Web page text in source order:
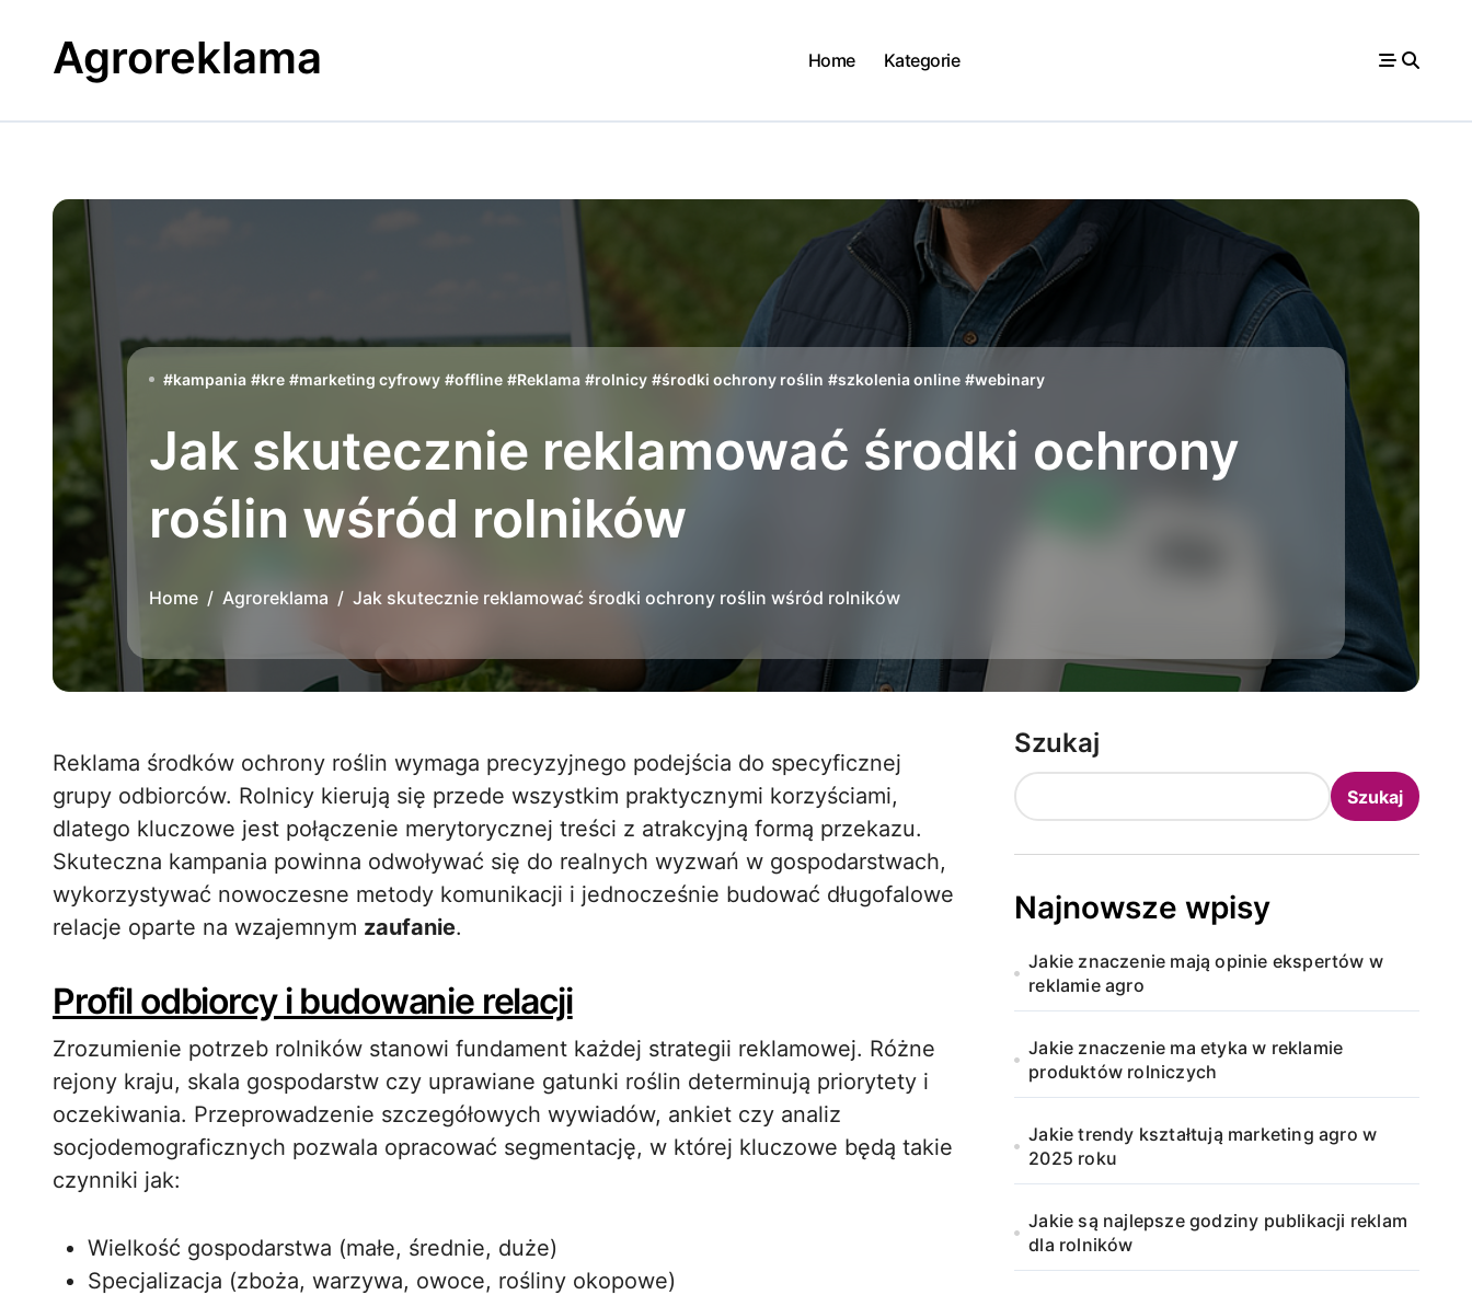
contentAgroreklama Home Kategorie
#kampania #kre #marketing cyfrowy #offline #Reklama #rolnicy #środki ochrony roślin #szkolenia online #webinary
Jak skutecznie reklamować środki ochrony
roślin wśród rolników
Home Agroreklama Jak skutecznie reklamować środki ochrony roślin wśród rolników
Reklama środków ochrony roślin wymaga precyzyjnego podejścia do specyficznej
grupy odbiorców. Rolnicy kierują się przede wszystkim praktycznymi korzyściami,
dlatego kluczowe jest połączenie merytorycznej treści z atrakcyjną formą przekazu.
Skuteczna kampania powinna odwoływać się do realnych wyzwań w gospodarstwach,
wykorzystywać nowoczesne metody komunikacji i jednocześnie budować długofalowe
relacje oparte na wzajemnym zaufanie.
Profil odbiorcy i budowanie relacji
Zrozumienie potrzeb rolników stanowi fundament każdej strategii reklamowej. Różne
rejony kraju, skala gospodarstw czy uprawiane gatunki roślin determinują priorytety i
oczekiwania. Przeprowadzenie szczegółowych wywiadów, ankiet czy analiz
socjodemograficznych pozwala opracować segmentację, w której kluczowe będą takie
czynniki jak:
Wielkość gospodarstwa (małe, średnie, duże)
Specjalizacja (zboża, warzywa, owoce, rośliny okopowe)
Szukaj
Szukaj
Najnowsze wpisy
Jakie znaczenie mają opinie ekspertów w
reklamie agro
Jakie znaczenie ma etyka w reklamie
produktów rolniczych
Jakie trendy kształtują marketing agro w
2025 roku
Jakie są najlepsze godziny publikacji reklam
dla rolników